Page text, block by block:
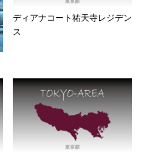
ディアナコート祐天寺レジデン
ス